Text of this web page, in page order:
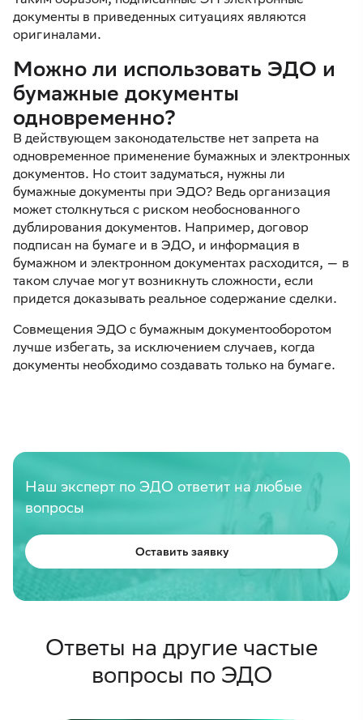
документы в приведенных ситуациях являются
оригиналами.
Можно ли использовать ЭДО и
бумажные документы
одновременно?
В действующем законодательстве нет запрета на
одновременное применение бумажных и электронных
документов. Но стоит задуматься, нужны ли
бумажные документы при ЭДО? Ведь организация
может столкнуться с риском необоснованного
дублирования документов. Например, договор
подписан на бумаге и в ЭДО, и информация в
бумажном и электронном документах расходится, — в
таком случае могут возникнуть сложности, если
придется доказывать реальное содержание сделки.
Совмещения ЭДО с бумажным документооборотом
лучше избегать, за исключением случаев, когда
документы необходимо создавать только на бумаге.
Наш эксперт по ЭДО ответит на любые
вопросы
Оставить заявку
Ответы на другие частые
вопросы по ЭДО